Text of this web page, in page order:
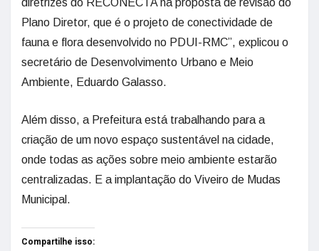
diretrizes do RECONECTA na proposta de revisão do
Plano Diretor, que é o projeto de conectividade de
fauna e flora desenvolvido no PDUI-RMC”, explicou o
secretário de Desenvolvimento Urbano e Meio
Ambiente, Eduardo Galasso.
Além disso, a Prefeitura está trabalhando para a
criação de um novo espaço sustentável na cidade,
onde todas as ações sobre meio ambiente estarão
centralizadas. E a implantação do Viveiro de Mudas
Municipal.
Compartilhe isso: